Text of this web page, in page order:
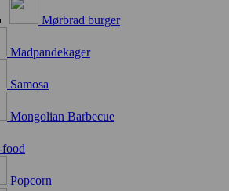
Mørbrad burger
Madpandekager
Samosa
Mongolian Barbecue
Popcorn